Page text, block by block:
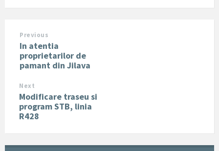
Previous
In atentia
proprietarilor de
pamant din Jilava
Next
Modificare traseu si
program STB, linia
R428